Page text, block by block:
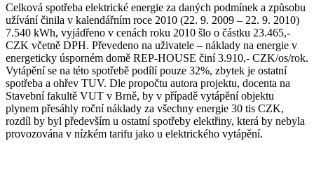
Celková spotřeba elektrické energie za daných podmínek a způsobu
užívání činila v kalendářním roce 2010 (22. 9. 2009 – 22. 9. 2010)
7.540 kWh, vyjádřeno v cenách roku 2010 šlo o částku 23.465,-
CZK včetně DPH. Převedeno na uživatele – náklady na energie v
energeticky úsporném domě REP-HOUSE činí 3.910,- CZK/os/rok.
Vytápění se na této spotřebě podílí pouze 32%, zbytek je ostatní
spotřeba a ohřev TUV. Dle propočtu autora projektu, docenta na
Stavební fakultě VUT v Brně, by v případě vytápění objektu
plynem přesáhly roční náklady za všechny energie 30 tis CZK,
rozdíl by byl především u ostatní spotřeby elektřiny, která by nebyla
provozována v nízkém tarifu jako u elektrického vytápění.